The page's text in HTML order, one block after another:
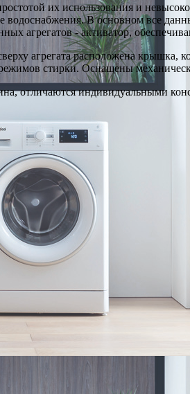
их использования и
водоснабжения. В основном все
агрегатов - активатор,
агрегата расположена крышка,
стирки. Оснащены
отличаются индивидуальными